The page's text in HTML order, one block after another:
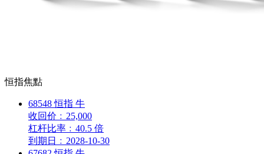
恒指焦點
68548恒指 牛
收回价 ﹕ 25,000
杠杆比率 ﹕ 40.5 倍
到期日 ﹕ 2028-10-30